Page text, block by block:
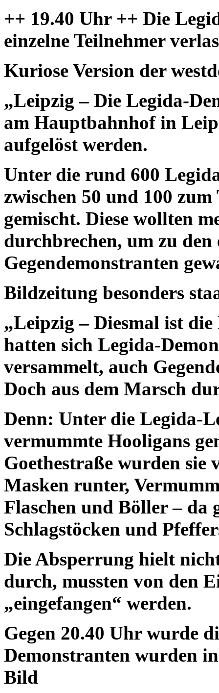
++ 19.40 Uhr ++ Die
einzelne Teilnehmer
Kuriose Version der
„Leipzig – Die Legida-
am Hauptbahnhof in
aufgelöst werden.
Unter die rund 600
zwischen 50 und 100
gemischt. Diese wollten
durchbrechen, um zu den
Gegendemonstranten
Bildzeitung besonders
„Leipzig – Diesmal ist
hatten sich Legida-
versammelt, auch
Doch aus dem Marsch
Denn: Unter die Legida-
vermummte Hooligans
Goethestraße wurden sie
Masken runter,
Flaschen und Böller – da
Schlagstöcken und
Die Absperrung hielt
durch, mussten von den
„eingefangen“ werden.
Gegen 20.40 Uhr wurde
Demonstranten wurden
Bild